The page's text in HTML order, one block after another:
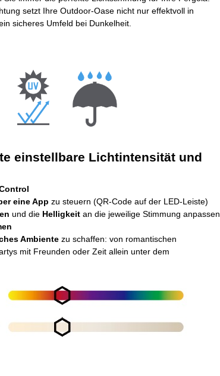
setzt Ihre Outdoor-Oase nicht nur effektvoll in
sicheres Umfeld bei Dunkelheit.
einstellbare Lichtintensität und
eine App zu steuern (QR-Code auf der LED-Leiste)
und die Helligkeit an die jeweilige Stimmung anpassen
Ambiente zu schaffen: von romantischen
mit Freunden oder Zeit allein unter dem